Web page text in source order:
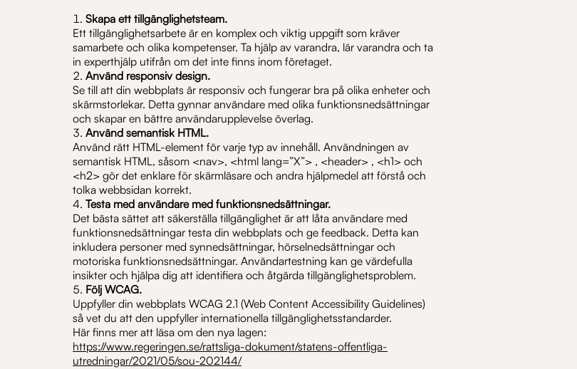
Skapa ett tillgänglighetsteam.
Ett tillgänglighetsarbete är en komplex och viktig uppgift som kräver
samarbete och olika kompetenser. Ta hjälp av varandra, lär varandra och ta
in experthjälp utifrån om det inte finns inom företaget.
Använd responsiv design.
Se till att din webbplats är responsiv och fungerar bra på olika enheter och
skärmstorlekar. Detta gynnar användare med olika funktionsnedsättningar
och skapar en bättre användarupplevelse överlag.
Använd semantisk HTML.
Använd rätt HTML-element för varje typ av innehåll. Användningen av
semantisk HTML, såsom <nav>, <html lang=”X”> , <header> , <h1> och
<h2> gör det enklare för skärmläsare och andra hjälpmedel att förstå och
tolka webbsidan korrekt.
Testa med användare med funktionsnedsättningar.
Det bästa sättet att säkerställa tillgänglighet är att låta användare med
funktionsnedsättningar testa din webbplats och ge feedback. Detta kan
inkludera personer med synnedsättningar, hörselnedsättningar och
motoriska funktionsnedsättningar. Användartestning kan ge värdefulla
insikter och hjälpa dig att identifiera och åtgärda tillgänglighetsproblem.
Följ WCAG.
Uppfyller din webbplats WCAG 2.1 (Web Content Accessibility Guidelines)
så vet du att den uppfyller internationella tillgänglighetsstandarder.
Här finns mer att läsa om den nya lagen:
https://www.regeringen.se/rattsliga-dokument/statens-offentliga-
utredningar/2021/05/sou-202144/